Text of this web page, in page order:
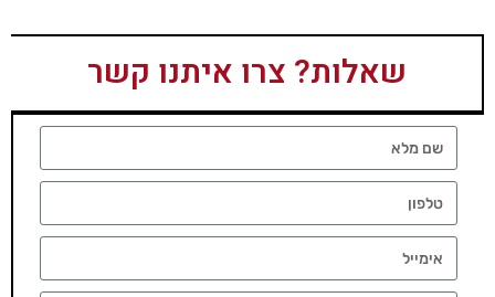
שמחפש ריהוט איכותי ושירות ברמה אחרת. תודה רבה!
שאלות? צרו איתנו קשר